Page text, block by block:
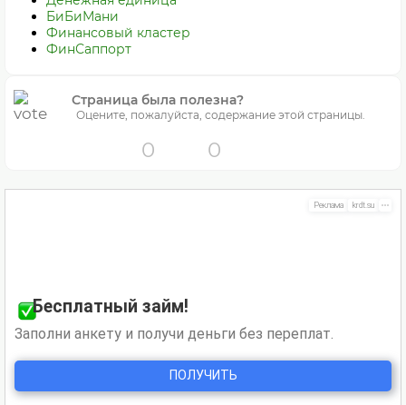
БиБиМани
Финансовый кластер
ФинСаппорт
Страница была полезна?
Оцените, пожалуйста, содержание этой страницы.
0 0